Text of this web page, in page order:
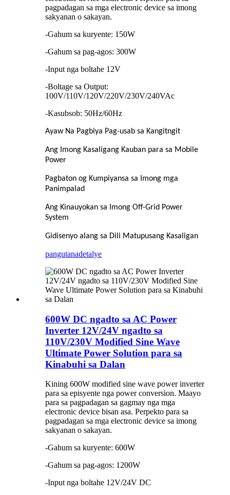
pagpadagan sa mga electronic device sa imong
sakyanan o sakayan.
-Gahum sa kuryente: 150W
-Gahum sa pag-agos: 300W
-Input nga boltahe 12V
-Boltage sa Output:
100V/110V/120V/220V/230V/240VAc
-Kasubsob: 50Hz/60Hz
Ayaw Na Pagbiya Pag-usab sa Kangitngit
Ang Imong Kasaligang Kauban para sa Mobile
Power
Pagbaton og Kumpiyansa sa Imong mga
Panimpalad
Ang Kinauyokan sa Imong Off-Grid Power
System
Gidisenyo alang sa Dili Matupusang Kasaligan
pangutanadetalye
600W DC ngadto sa AC Power
Inverter 12V/24V ngadto sa
110V/230V Modified Sine Wave
Ultimate Power Solution para sa
Kinabuhi sa Dalan
Kining 600W modified sine wave power inverter
para sa episyente nga power conversion. Maayo
para sa pagpadagan sa gagmay nga mga
electronic device bisan asa. Perpekto para sa
pagpadagan sa mga electronic device sa imong
sakyanan o sakayan.
-Gahum sa kuryente: 600W
-Gahum sa pag-agos: 1200W
-Input nga boltahe 12V/24V DC